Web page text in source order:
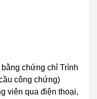
chứng chỉ Trình
công chứng)
viên qua điện thoại,